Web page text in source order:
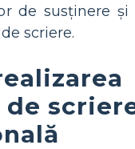
de susținere și
scriere.